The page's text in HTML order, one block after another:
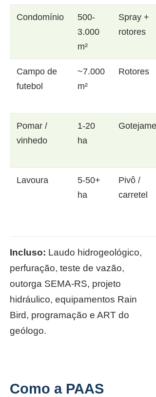
Condomínio
500-
3.000
m²
Spray +
rotores
Campo de
futebol
~7.000
m²
Rotores
Pomar /
vinhedo
1-20
ha
Lavoura
5-50+
ha
Pivô /
carretel
Incluso: Laudo hidrogeológico,
perfuração, teste de vazão,
outorga SEMA-RS, projeto
hidráulico, equipamentos Rain
Bird, programação e ART do
geólogo.
Como a PAAS